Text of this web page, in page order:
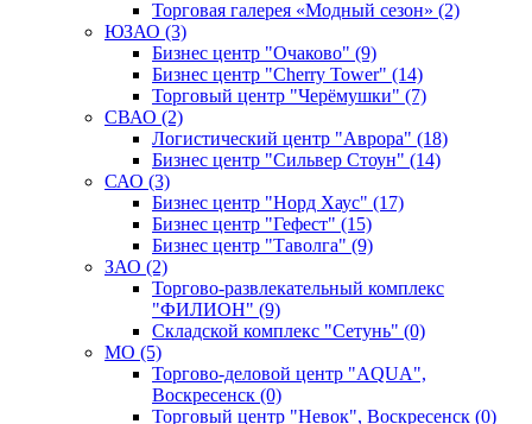
Торговая галерея «Модный сезон» (2)
ЮЗАО (3)
Бизнес центр "Очаково" (9)
Бизнес центр "Cherry Tower" (14)
Торговый центр "Черёмушки" (7)
СВАО (2)
Логистический центр "Аврора" (18)
Бизнес центр "Сильвер Стоун" (14)
САО (3)
Бизнес центр "Норд Хаус" (17)
Бизнес центр "Гефест" (15)
Бизнес центр "Таволга" (9)
ЗАО (2)
Торгово-развлекательный комплекс
"ФИЛИОН" (9)
Складской комплекс "Сетунь" (0)
MO (5)
Торгово-деловой центр "AQUA",
Воскресенск (0)
Торговый центр "Невок", Воскресенск (0)